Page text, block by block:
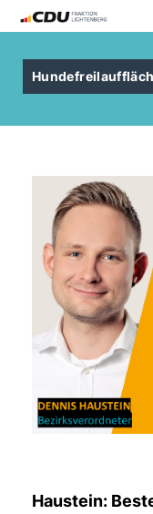
Haustein: